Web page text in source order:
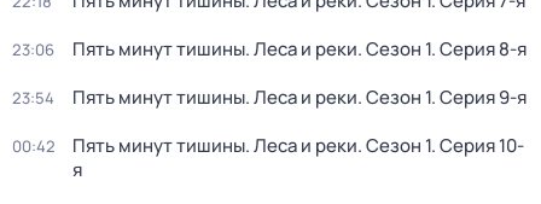
23:06 Пять минут тишины. Леса и реки. Сезон 1. Серия 8-я
23:54 Пять минут тишины. Леса и реки. Сезон 1. Серия 9-я
00:42 Пять минут тишины. Леса и реки. Сезон 1. Серия 10-
я